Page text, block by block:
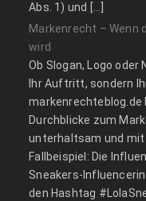
Abs. 1) und […]
Markenrecht – Wenn
wird
Ob Slogan, Logo
Ihr Auftritt, sondern
markenrechteblog.de
Durchblicke zum
unterhaltsam und mit
Fallbeispiel: Die
Sneakers-
den Hashtag